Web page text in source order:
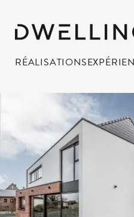
RÉALISATIONS